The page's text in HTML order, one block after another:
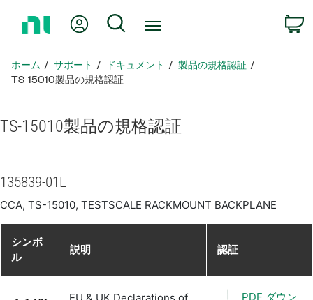
ペ
ー
戻
Myアカウント
検索
ホーム サポート ドキュメント
製品​の​規格​認証
TS-15010製品​の​規格​認証
TS-15010製品​の​規格​認証
135839-01L
CCA, TS-15010, TESTSCALE RACKMOUNT BACKPLANE
シンボ
ル
説明 認証
PDF ダウン